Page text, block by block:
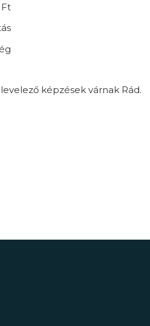
képzések várnak Rád.